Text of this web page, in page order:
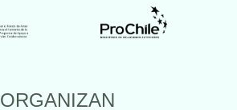
ORGANIZAN